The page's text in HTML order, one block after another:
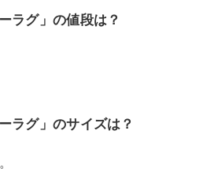
ラグ」の値段は？
ラグ」のサイズは？